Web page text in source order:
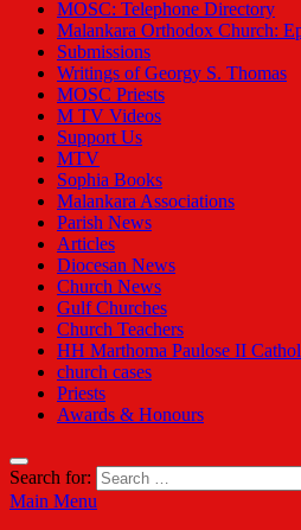
MOSC: Telephone Directory
Malankara Orthodox Church:
Submissions
Writings of Georgy S. Thomas
MOSC Priests
M TV Videos
Support Us
MTV
Sophia Books
Malankara Associations
Parish News
Articles
Diocesan News
Church News
Gulf Churches
Church Teachers
HH Marthoma Paulose II
church cases
Priests
Awards & Honours
Search for:
Main Menu